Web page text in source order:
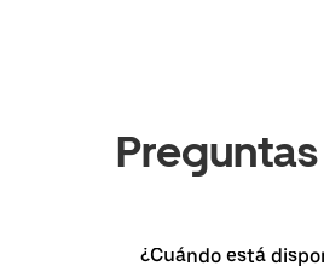
¿Cuándo está